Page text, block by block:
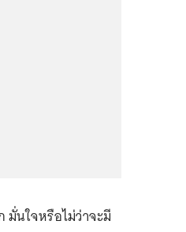
มั่นใจหรือไม่ว่าจะมี